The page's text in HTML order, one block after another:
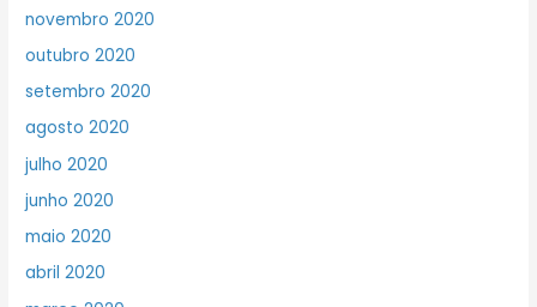
novembro 2020
outubro 2020
setembro 2020
agosto 2020
julho 2020
junho 2020
maio 2020
abril 2020